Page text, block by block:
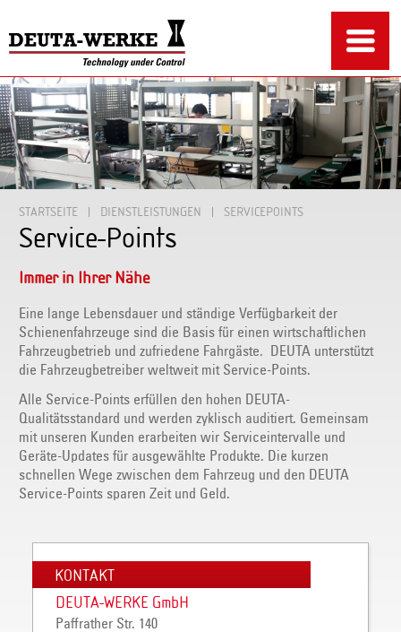
STARTSEITE DIENSTLEISTUNGEN SERVICEPOINTS
Service-Points
Immer in Ihrer Nähe
Eine lange Lebensdauer und ständige Verfügbarkeit der
Schienenfahrzeuge sind die Basis für einen wirtschaftlichen
Fahrzeugbetrieb und zufriedene Fahrgäste. DEUTA unterstützt
die Fahrzeugbetreiber weltweit mit Service-Points.
Alle Service-Points erfüllen den hohen DEUTA-
Qualitätsstandard und werden zyklisch auditiert. Gemeinsam
mit unseren Kunden erarbeiten wir Serviceintervalle und
Geräte-Updates für ausgewählte Produkte. Die kurzen
schnellen Wege zwischen dem Fahrzeug und den DEUTA
Service-Points sparen Zeit und Geld.
KONTAKT
DEUTA-WERKE GmbH
Paffrather Str. 140